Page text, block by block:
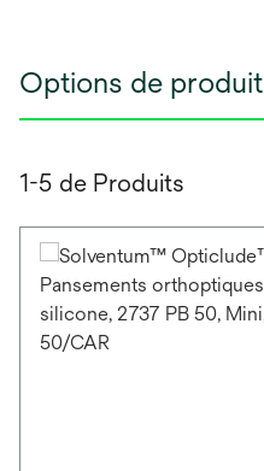
Options de produit
1-5 de Produits